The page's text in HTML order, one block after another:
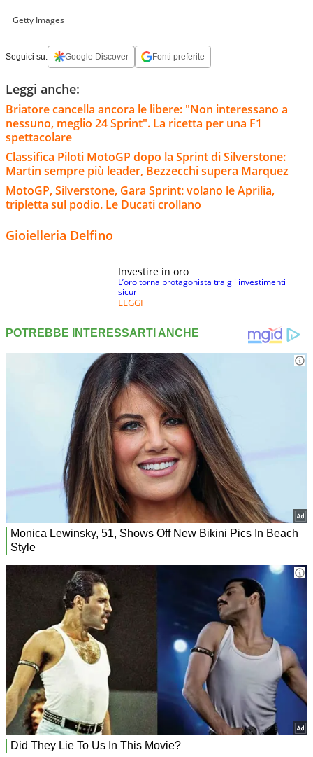
Getty Images
Seguici su: Google Discover Fonti preferite
Leggi anche:
Briatore cancella ancora le libere: "Non interessano a
nessuno, meglio 24 Sprint". La ricetta per una F1
spettacolare
Classifica Piloti MotoGP dopo la Sprint di Silverstone:
Martin sempre più leader, Bezzecchi supera Marquez
MotoGP, Silverstone, Gara Sprint: volano le Aprilia,
tripletta sul podio. Le Ducati crollano
Gioielleria Delfino
Investire in oro
L’oro torna protagonista tra gli investimenti
sicuri
LEGGI